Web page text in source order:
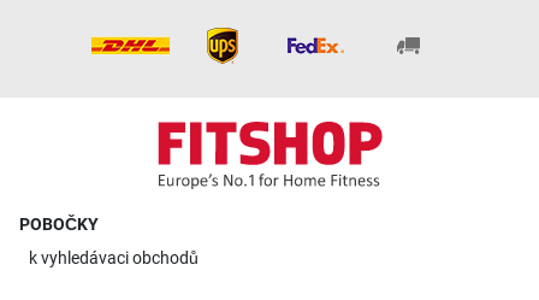
POBOČKY
kvyhledávaci obchodů